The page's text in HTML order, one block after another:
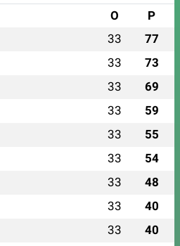
O P
33 77
33 73
33 69
33 59
33 55
33 54
33 48
33 40
33 40